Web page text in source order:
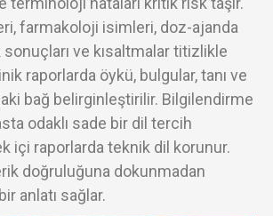
farmakoloji isimleri, doz-ajanda
sonuçları ve kısaltmalar titizlikle
raporlarda öykü, bulgular, tanı ve
bağ belirginleştirilir. Bilgilendirme
odaklı sade bir dil tercih
içi raporlarda teknik dil korunur.
doğruluğuna dokunmadan
anlatı sağlar.